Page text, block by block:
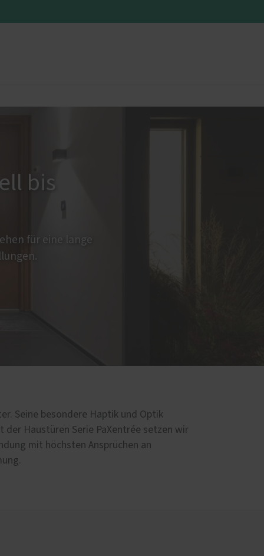
Sonnen- und Insektenschutz
bis
für eine lange
Seine besondere Haptik und Optik
der Haustüren Serie PaXentrée setzen wir
mit höchsten Ansprüchen an